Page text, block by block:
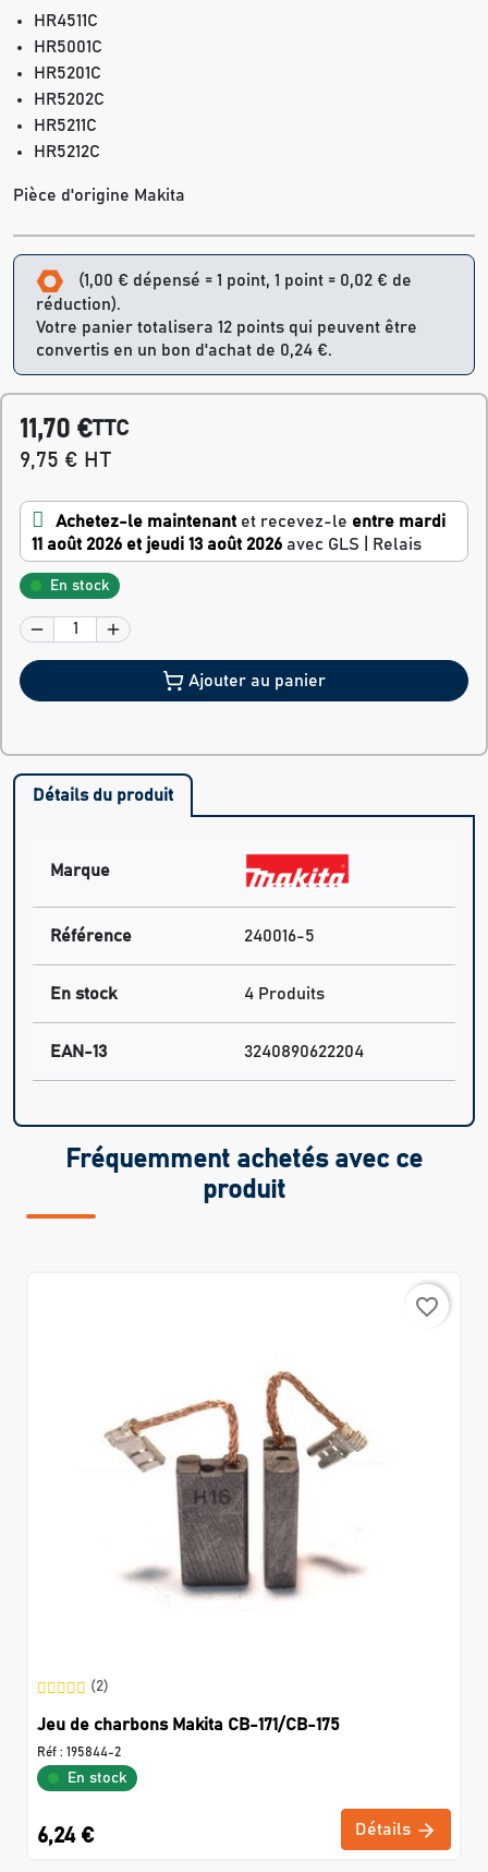
HR4511C
HR5001C
HR5201C
HR5202C
HR5211C
HR5212C
Pièce d'origine Makita
(1,00 € dépensé = 1 point, 1 point = 0,02 € de
réduction).
Votre panier totalisera 12 points qui peuvent être
convertis en un bon d'achat de 0,24 €.
11,70 €TTC
9,75 € HT
Achetez-le maintenant et recevez-le entre mardi
11 août 2026 et jeudi 13 août 2026 avec GLS | Relais
En stock
Ajouter au panier
Détails du produit
Marque
Référence 240016-5
En stock 4 Produits
EAN-13 3240890622204
Fréquemment achetés avec ce
produit
favorite_border
(2)
Jeu de charbons Makita CB-171/CB-175
Réf : 195844-2
En stock
6,24 € Détails